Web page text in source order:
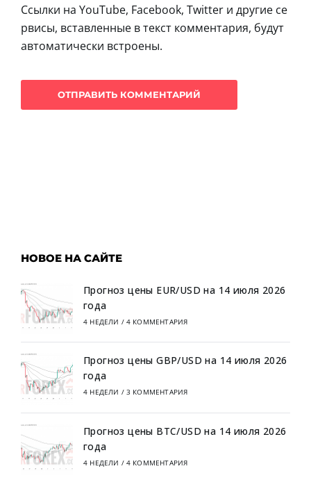
Ссылки на YouTube, Facebook, Twitter и другие се
рвисы, вставленные в текст комментария, будут
автоматически встроены.
НОВОЕ НА САЙТЕ
Прогноз цены EUR/USD на 14 июля 2026
года
4 НЕДЕЛИ / 4 КОММЕНТАРИЯ
Прогноз цены GBP/USD на 14 июля 2026
года
4 НЕДЕЛИ / 3 КОММЕНТАРИЯ
Прогноз цены BTC/USD на 14 июля 2026
года
4 НЕДЕЛИ / 4 КОММЕНТАРИЯ